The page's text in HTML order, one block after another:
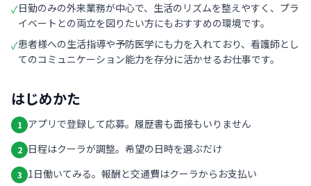
✓日勤のみの外来業務が中心で、生活のリズムを整えやすく、プラ
イベートとの両立を図りたい方にもおすすめの環境です。
✓患者様への生活指導や予防医学にも力を入れており、看護師とし
てのコミュニケーション能力を存分に活かせるお仕事です。
はじめかた
1 アプリで登録して応募。履歴書も面接もいりません
2 日程はクーラが調整。希望の日時を選ぶだけ
3 1日働いてみる。報酬と交通費はクーラからお支払い